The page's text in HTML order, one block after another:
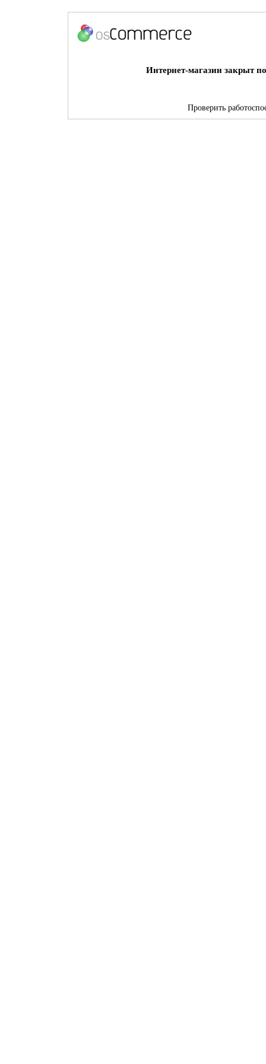
Интернет-магазин закрыт
Проверить